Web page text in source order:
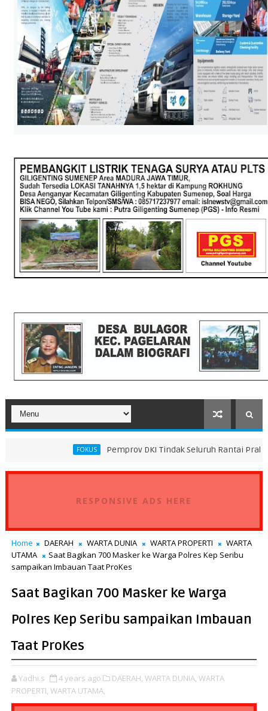
Pemprov DKI Tindak Seluruh Rantai Praktik
RESPONSIVE ADS HERE
Home DAERAH WARTA DUNIA WARTA PROPERTI
WARTA
UTAMA
Saat Bagikan 700 Masker ke Warga Polres Kep Seribu
sampaikan Imbauan Taat ProKes
Saat Bagikan 700 Masker ke Warga
Polres Kep Seribu sampaikan Imbauan
Taat ProKes
Yadhi.s 4 years ago DAERAH, WARTA DUNIA, WARTA
PROPERTI, WARTA UTAMA,